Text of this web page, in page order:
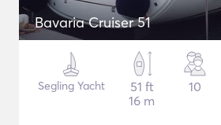
Bavaria Cruiser 51
Segling Yacht
51 ft
16 m
10